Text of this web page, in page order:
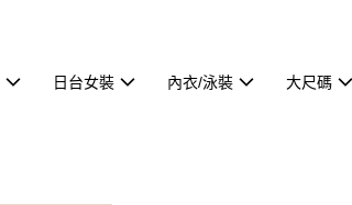
日台女裝 內衣/泳裝 大尺碼